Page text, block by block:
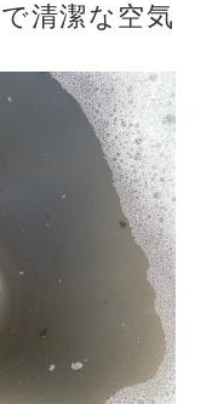
清潔な空気